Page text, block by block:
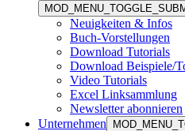
Neuigkeiten & Infos
Buch-Vorstellungen
Download Tutorials
Download Beispiele/
Video Tutorials
Excel Linksammlung
Newsletter abonnieren
Unternehmen